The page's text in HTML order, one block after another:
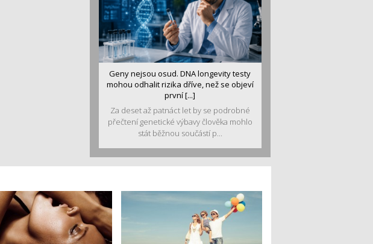
Geny nejsou osud. DNA longevity testy
mohou odhalit rizika dříve, než se objeví
první [...]
Za deset až patnáct let by se podrobné
přečtení genetické výbavy člověka mohlo
stát běžnou součástí p...